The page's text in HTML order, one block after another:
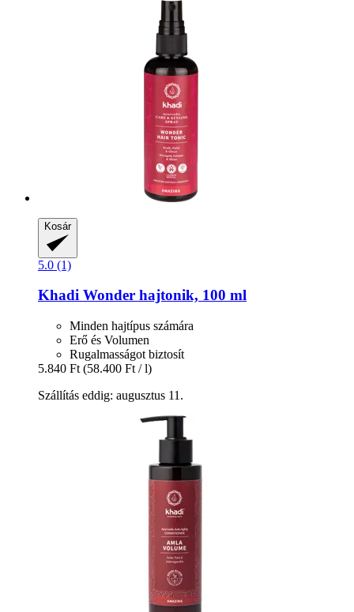
Kosár
5.0 (1)
Khadi Wonder hajtonik, 100 ml
Minden hajtípus számára
Erő és Volumen
Rugalmasságot biztosít
5.840 Ft (58.400 Ft / l)
Szállítás eddig: augusztus 11.